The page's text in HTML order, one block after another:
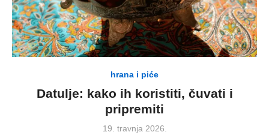
hrana i piće
Datulje: kako ih koristiti, čuvati i
pripremiti
Posted
19. travnja 2026.